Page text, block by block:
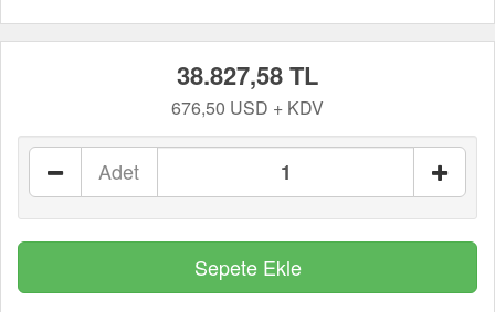
38.827,58 TL
676,50 USD + KDV
Adet